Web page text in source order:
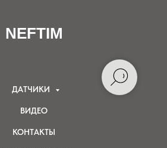
NEFTIM
ДАТЧИКИ
ВИДЕО
КОНТАКТЫ